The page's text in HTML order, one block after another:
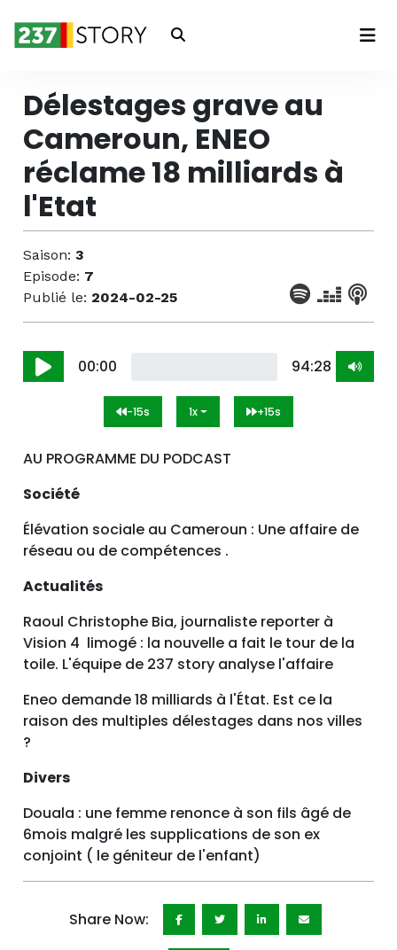
Connexion
Délestages grave au
Cameroun, ENEO
réclame 18 milliards à
l'Etat
Saison:3
Episode: 7
Publié le: 2024-02-25
00:00 94:28
-15s 1x +15s
AU PROGRAMME DU PODCAST
Société
Élévation sociale au Cameroun : Une affaire de
réseau ou de compétences .
Actualités
Raoul Christophe Bia, journaliste reporter à
Vision 4 limogé : la nouvelle a fait le tour de la
toile. L'équipe de 237 story analyse l'affaire
Eneo demande 18 milliards à l'État. Est ce la
raison des multiples délestages dans nos villes
?
Divers
Douala : une femme renonce à son fils âgé de
6mois malgré les supplications de son ex
conjoint ( le géniteur de l'enfant)
Share Now: